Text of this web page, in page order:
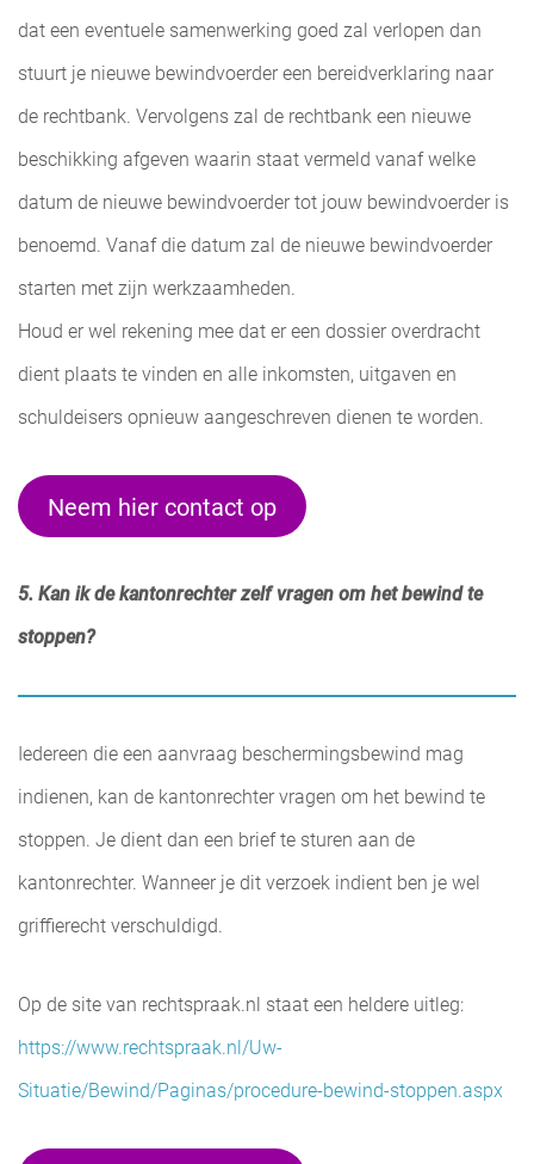
dat een eventuele samenwerking goed zal verlopen dan
stuurt je nieuwe bewindvoerder een bereidverklaring naar
de rechtbank. Vervolgens zal de rechtbank een nieuwe
beschikking afgeven waarin staat vermeld vanaf welke
datum de nieuwe bewindvoerder tot jouw bewindvoerder is
benoemd. Vanaf die datum zal de nieuwe bewindvoerder
starten met zijn werkzaamheden.
Houd er wel rekening mee dat er een dossier overdracht
dient plaats te vinden en alle inkomsten, uitgaven en
schuldeisers opnieuw aangeschreven dienen te worden.
Neem hier contact op
5. Kan ik de kantonrechter zelf vragen om het bewind te
stoppen?
Iedereen die een aanvraag beschermingsbewind mag
indienen, kan de kantonrechter vragen om het bewind te
stoppen. Je dient dan een brief te sturen aan de
kantonrechter. Wanneer je dit verzoek indient ben je wel
griffierecht verschuldigd.
Op de site van rechtspraak.nl staat een heldere uitleg:
https://www.rechtspraak.nl/Uw-
Situatie/Bewind/Paginas/procedure-bewind-stoppen.aspx